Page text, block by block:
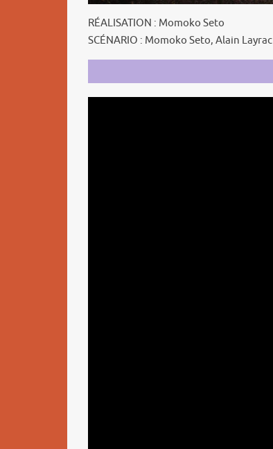
RÉALISATION : Momoko Seto
SCÉNARIO : Momoko Seto, Alain Layrac